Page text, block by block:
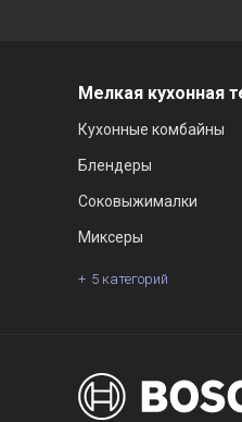
Мелкая кухонная
Кухонные комбайны
Блендеры
Соковыжималки
Миксеры
5 категорий